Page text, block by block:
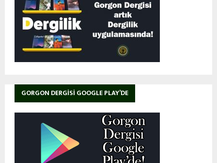
GORGON DERGISI GOOGLE PLAY’DE